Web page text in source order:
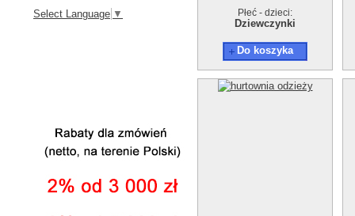
Select Language ▼ Płeć - dzieci:
Dziewczynki
Do koszyka